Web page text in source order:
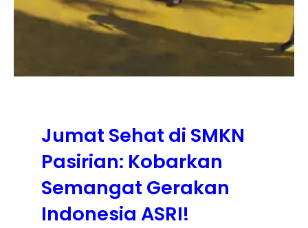
Jumat Sehat di SMKN
Pasirian: Kobarkan
Semangat Gerakan
Indonesia ASRI!